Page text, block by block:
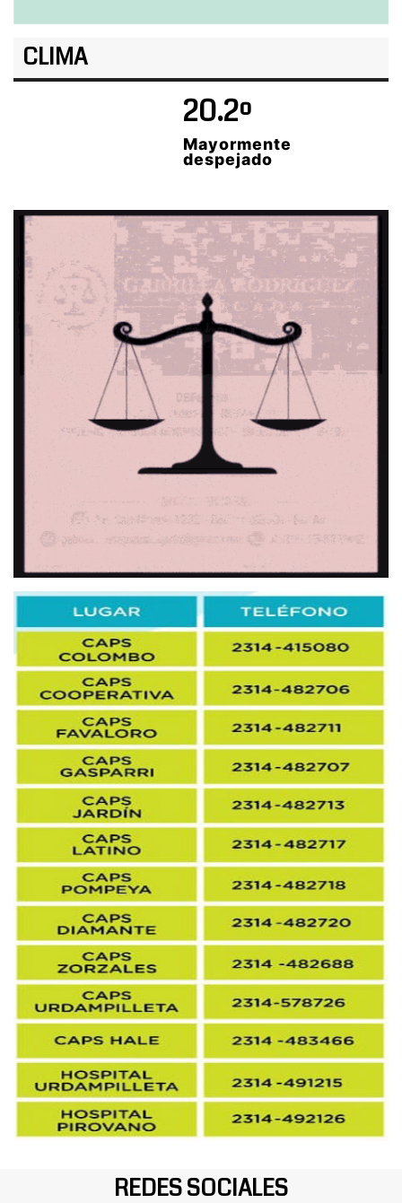
CLIMA
20.2º
Mayormente
despejado
REDES SOCIALES